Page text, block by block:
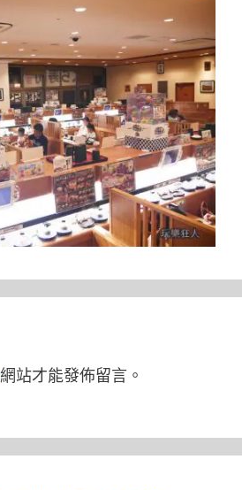
網站才能發佈留言。